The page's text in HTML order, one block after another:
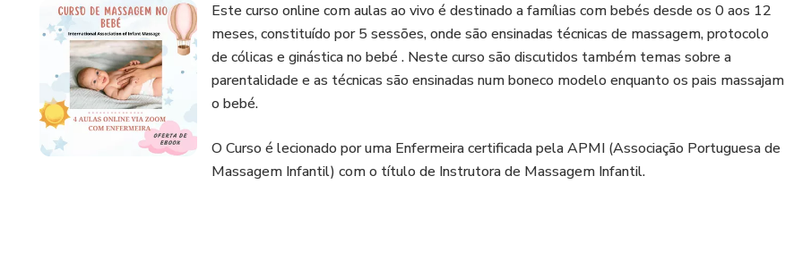
Este curso online com aulas ao vivo é destinado a famílias com bebés desde os 0 aos 12
meses, constituído por 5 sessões, onde são ensinadas técnicas de massagem, protocolo
de cólicas e ginástica no bebé . Neste curso são discutidos também temas sobre a
parentalidade e as técnicas são ensinadas num boneco modelo enquanto os pais massajam
o bebé.
O Curso é lecionado por uma Enfermeira certificada pela APMI (Associação Portuguesa de
Massagem Infantil) com o título de Instrutora de Massagem Infantil.